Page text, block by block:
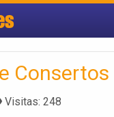
Visitas: 248